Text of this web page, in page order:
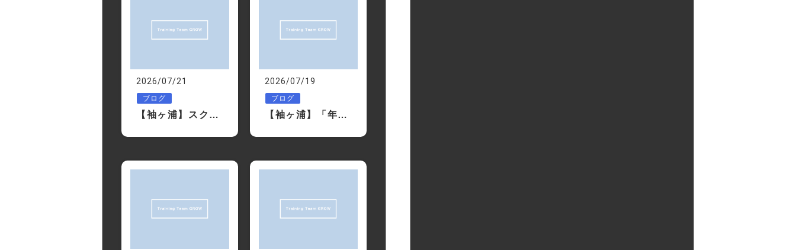
2026/07/21
ブログ
【袖ヶ浦】スクワットより先にやるべきことがあります｜痩せる人が最初に整えているもの
2026/07/19
ブログ
【袖ヶ浦】「年齢だから仕方ない」と思ったら読んでください